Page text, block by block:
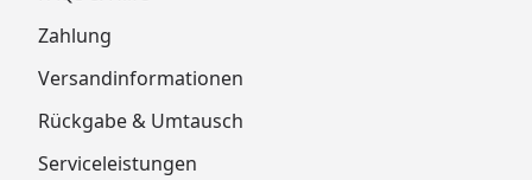
Zahlung
Versandinformationen
Rückgabe & Umtausch
Serviceleistungen